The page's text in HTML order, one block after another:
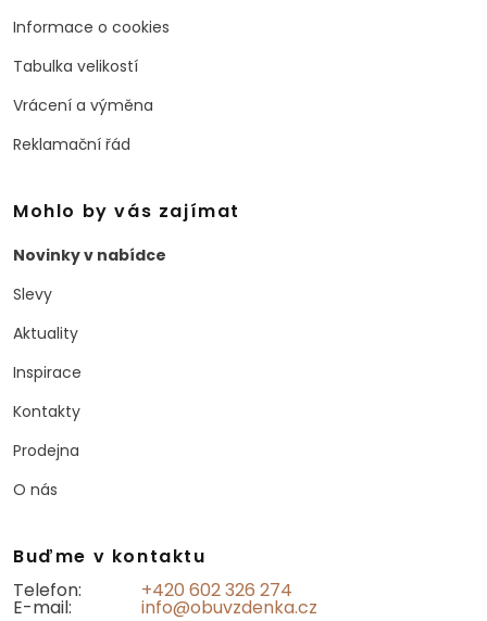
Informace o cookies
Tabulka velikostí
Vrácení a výměna
Reklamační řád
Mohlo by vás zajímat
Novinky v nabídce
Slevy
Aktuality
Inspirace
Kontakty
Prodejna
O nás
Buďme v kontaktu
Telefon:
+420 602 326 274
E-mail: info@obuvzdenka.cz